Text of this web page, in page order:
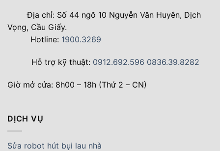
Địa chỉ: Số 44 ngõ 10 Nguyễn Văn Huyên, Dịch
Vọng, Cầu Giấy.
Hotline: 1900.3269
Hỗ trợ kỹ thuật: 0912.692.596 0836.39.8282
Giờ mở cửa: 8h00 – 18h (Thứ 2 – CN)
DỊCH VỤ
Sửa robot hút bụi lau nhà